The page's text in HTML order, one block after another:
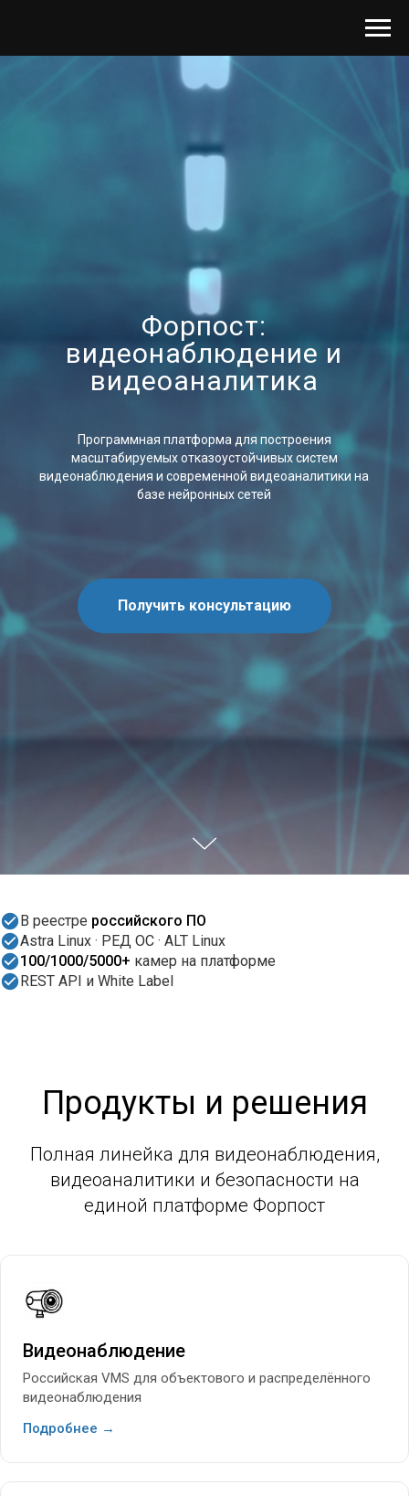
Форпост:
видеонаблюдение и
видеоаналитика
Программная платформа для построения
масштабируемых отказоустойчивых систем
видеонаблюдения и современной видеоаналитики на
базе нейронных сетей
Получить консультацию
В реестре российского ПО
Astra Linux · РЕД ОС · ALT Linux
100/1000/5000+ камер на платформе
REST API и White Label
Продукты и решения
Полная линейка для видеонаблюдения,
видеоаналитики и безопасности на
единой платформе Форпост
Видеонаблюдение
Российская VMS для объектового и распределённого
видеонаблюдения
Подробнее →